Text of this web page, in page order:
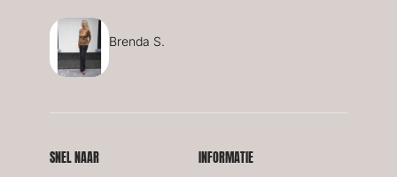
Brenda S.
SNEL NAAR INFORMATIE